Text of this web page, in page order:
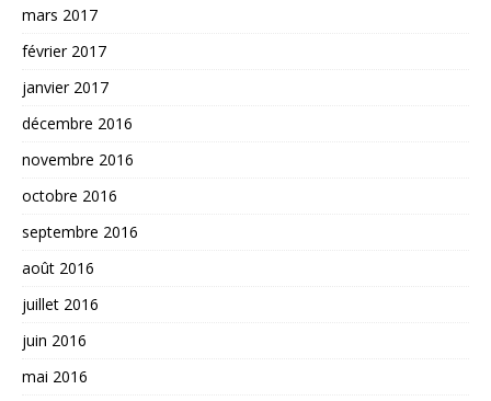
mars 2017
février 2017
janvier 2017
décembre 2016
novembre 2016
octobre 2016
septembre 2016
août 2016
juillet 2016
juin 2016
mai 2016